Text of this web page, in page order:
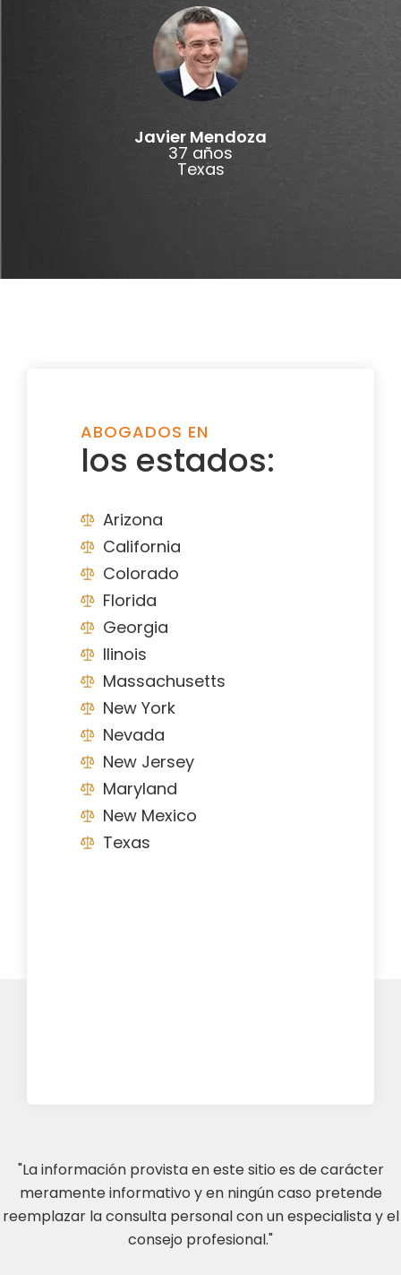
Javier Mendoza
37 años
Texas
ABOGADOS EN
los estados:
Arizona
California
Colorado
Florida
Georgia
Ilinois
Massachusetts
New York
Nevada
New Jersey
Maryland
New Mexico
Texas
"La información provista en este sitio es de carácter
meramente informativo y en ningún caso pretende
reemplazar la consulta personal con un especialista y el
consejo profesional."